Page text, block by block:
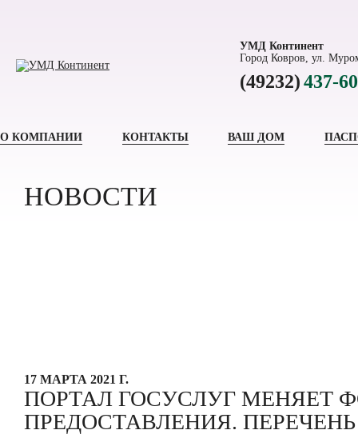
УМД Континент
Город Ковров, ул.
(49232)437-60
О КОМПАНИИ КОНТАКТЫ ВАШ ДОМ
НОВОСТИ
17 МАРТА 2021 Г.
ПОРТАЛ ГОСУСЛУГ МЕНЯЕТ
ПРЕДОСТАВЛЕНИЯ.